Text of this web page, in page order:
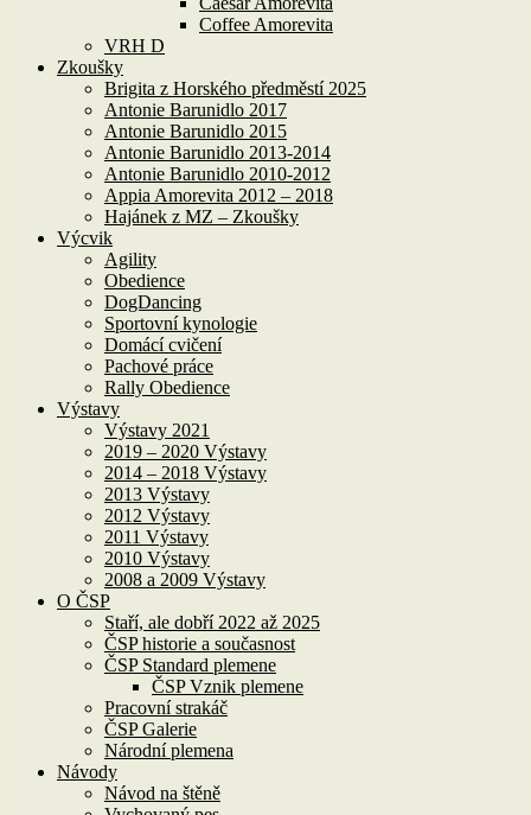
Coffee Amorevita
VRH D
Zkoušky
Brigita z Horského předměstí 2025
Antonie Barunidlo 2017
Antonie Barunidlo 2015
Antonie Barunidlo 2013-2014
Antonie Barunidlo 2010-2012
Appia Amorevita 2012 – 2018
Hajánek z MZ – Zkoušky
Výcvik
Agility
Obedience
DogDancing
Sportovní kynologie
Domácí cvičení
Pachové práce
Rally Obedience
Výstavy
Výstavy 2021
2019 – 2020 Výstavy
2014 – 2018 Výstavy
2013 Výstavy
2012 Výstavy
2011 Výstavy
2010 Výstavy
2008 a 2009 Výstavy
O ČSP
Staří, ale dobří 2022 až 2025
ČSP historie a současnost
ČSP Standard plemene
ČSP Vznik plemene
Pracovní strakáč
ČSP Galerie
Národní plemena
Návody
Návod na štěně